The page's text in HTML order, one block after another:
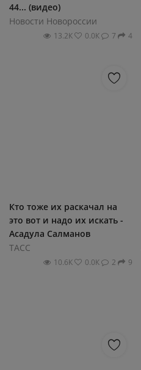
44... (видео)
Новости Новороссии
13.2К 0.0К 7 4
Кто тоже их раскачал на
это вот и надо их искать -
Асадула Салманов
ТАСС
10.6К 0.0К 2 9